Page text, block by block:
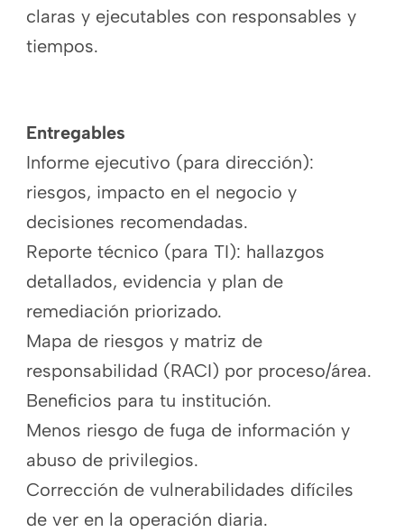
claras y ejecutables con responsables y
tiempos.
Entregables
Informe ejecutivo (para dirección):
riesgos, impacto en el negocio y
decisiones recomendadas.
Reporte técnico (para TI): hallazgos
detallados, evidencia y plan de
remediación priorizado.
Mapa de riesgos y matriz de
responsabilidad (RACI) por proceso/área.
Beneficios para tu institución.
Menos riesgo de fuga de información y
abuso de privilegios.
Corrección de vulnerabilidades difíciles
de ver en la operación diaria.